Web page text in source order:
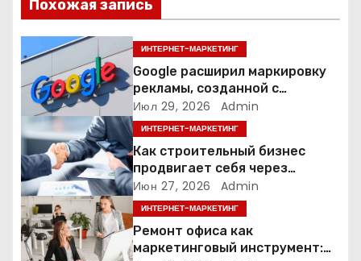
и
я
п
о
з
а
п
и
Похожая запись
ИНТЕРНЕТ-МАРКЕТИНГ
Google расширил маркировку
рекламы, созданной с
помощью искусственного
интеллекта
Июл 29, 2026 Admin
ИНТЕРНЕТ-МАРКЕТИНГ
Как строительный бизнес
продвигает себя через
контент: кейс кровельных
компаний
Июн 27, 2026 Admin
ИНТЕРНЕТ-МАРКЕТИНГ
Ремонт офиса как
маркетинговый инструмент: